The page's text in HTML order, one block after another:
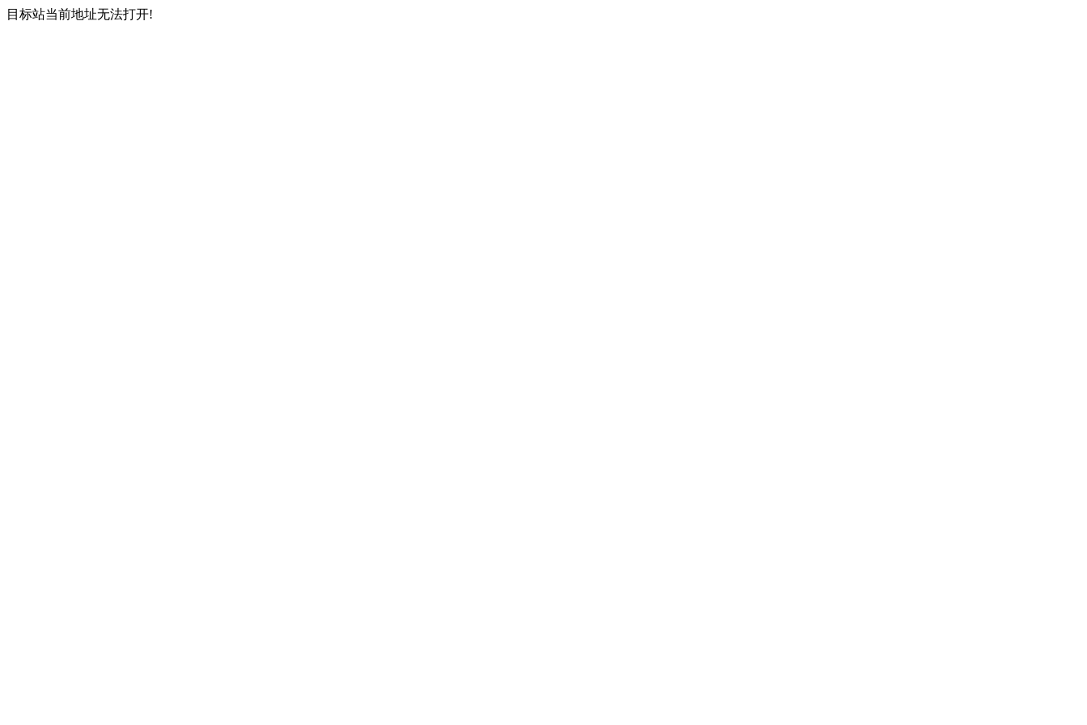
目标站当前地址无法打开!